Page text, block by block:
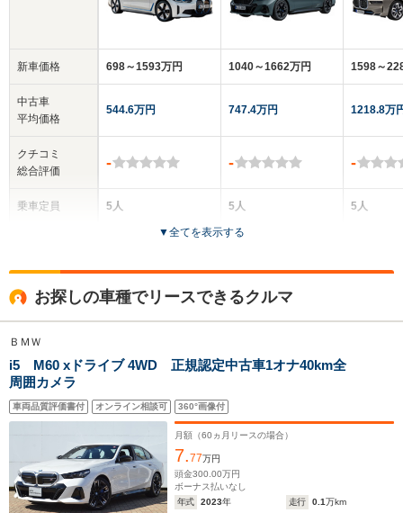
新車価格
中古車
平均価格
クチコミ
総合評価
乗車定員
サイズ
698～1593万円
544.6万円
-
5人
全高
1.46m
全幅
4.79m
ホイールベース
-m
1040～1662万円
747.4万円
-
5人
5ドア
全高
1.51m～1.52m
全幅
1598～
1218.8万
-
5人
▼全てを表示する
お探しの車種でリースできるクルマ
ＢＭＷ
i5 M60 xドライブ 4WD 正規認定中古車1オナ40km全
周囲カメラ
車両品質評価書付 オンライン相談可 360°画像付
月額（60 ヵ月リースの場合）
7.77万円
頭金300.00万円
ボーナス払いなし
年式
2023年 走行 0.1万km